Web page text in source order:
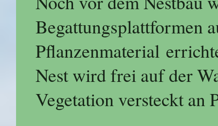
Begattungsplattformen
Pflanzenmaterial
Nest wird frei auf der
Vegetation versteckt an